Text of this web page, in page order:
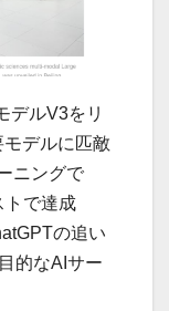
デルV3をリ
デルに匹敵
ニングで
トで達成
の追い
的なAIサー